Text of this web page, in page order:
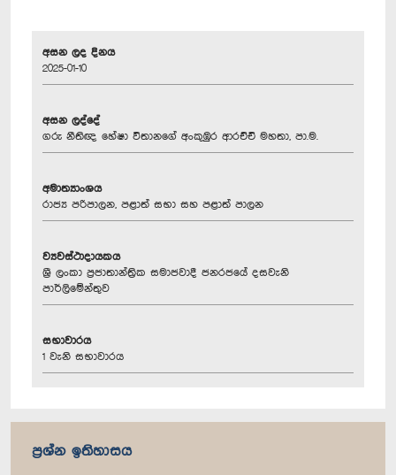
අසන ලද දිනය
2025-01-10
අසන ලද්දේ
ගරු නීතිඥ හේෂා විතානගේ අංකුඹුර ආරච්චි මහතා, පා.ම.
අමාත්‍යාංශය
රාජ්‍ය පරිපාලන, පළාත් සභා සහ පළාත් පාලන
ව්‍යවස්ථාදායකය
ශ්‍රී ලංකා ප්‍රජාතාන්ත්‍රික සමාජවාදී ජනරජයේ දසවැනි
පාර්ලිමේන්තුව
සභාවාරය
1 වැනි සභාවාරය
ප්‍රශ්න ඉතිහාසය